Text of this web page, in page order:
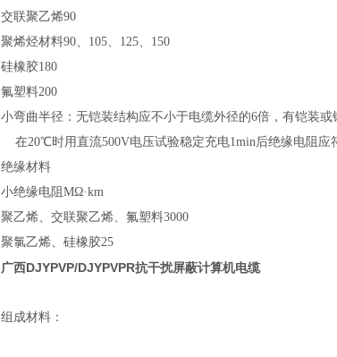
交联聚乙烯90
聚烯烃材料90、105、125、150
硅橡胶180
氟塑料200
小弯曲半径：无铠装结构应不小于电缆外径的6倍，有铠装或
在20℃时用直流500V电压试验稳定充电1min后绝缘电阻应
绝缘材料
小绝缘电阻MΩ·km
聚乙烯、交联聚乙烯、氟塑料3000
聚氯乙烯、硅橡胶25
广西DJYPVP/DJYPVPR抗干扰屏蔽计算机电缆
组成材料：